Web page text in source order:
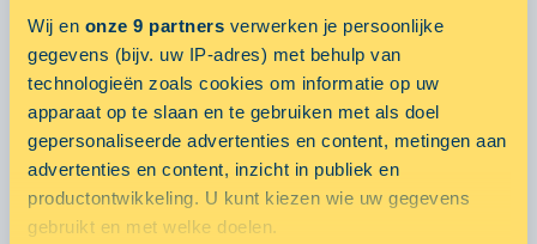
Wij en onze 9 partners verwerken je persoonlijke
gegevens (bijv. uw IP-adres) met behulp van
technologieën zoals cookies om informatie op uw
apparaat op te slaan en te gebruiken met als doel
gepersonaliseerde advertenties en content, metingen aan
advertenties en content, inzicht in publiek en
productontwikkeling. U kunt kiezen wie uw gegevens
gebruikt en met welke doelen.
Kwartaalupdate ALLSAFE Care & Stichting4Life - Q4
2024
2 januari 2025 door ALLSAFE
ALLSAFE en 50five lanceren landelijk netwerk van
micrologistic hubs
14 oktober 2024 door martijn